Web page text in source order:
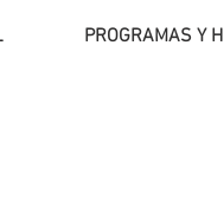
PROGRAMAS Y